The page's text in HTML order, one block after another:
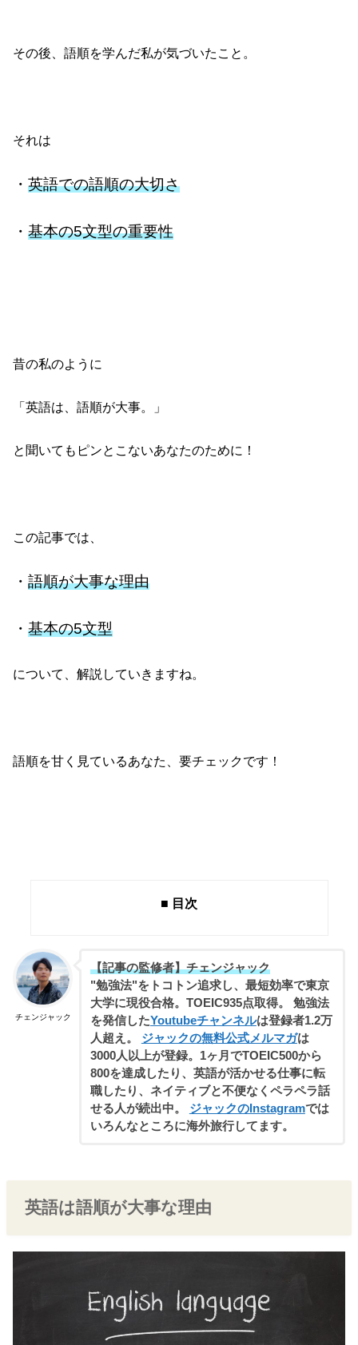
その後、語順を学んだ私が気づいたこと。
それは
・英語での語順の大切さ
・基本の5文型の重要性
昔の私のように
「英語は、語順が大事。」
と聞いてもピンとこないあなたのために！
この記事では、
・語順が大事な理由
・基本の5文型
について、解説していきますね。
語順を甘く見ているあなた、要チェックです！
■ 目次
チェンジャック
【記事の監修者】チェンジャック
"勉強法"をトコトン追求し、最短効率で東京
大学に現役合格。TOEIC935点取得。 勉強法
を発信したYoutubeチャンネルは登録者1.2万
人超え。 ジャックの無料公式メルマガは
3000人以上が登録。1ヶ月でTOEIC500から
800を達成したり、英語が活かせる仕事に転
職したり、ネイティブと不便なくペラペラ話
せる人が続出中。 ジャックのInstagramでは
いろんなところに海外旅行してます。
英語は語順が大事な理由